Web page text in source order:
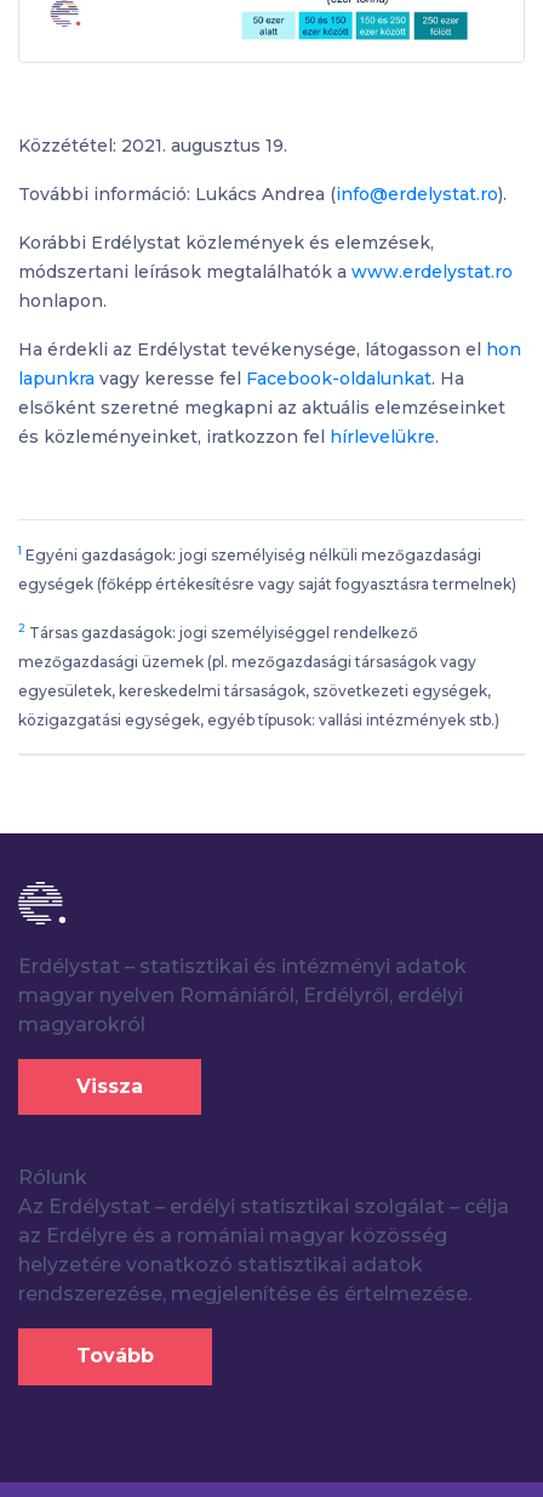
Közzététel: 2021. augusztus 19.
További információ: Lukács Andrea (info@erdelystat.ro).
Korábbi Erdélystat közlemények és elemzések,
módszertani leírások megtalálhatók a www.erdelystat.ro
honlapon.
Ha érdekli az Erdélystat tevékenysége, látogasson el hon
lapunkra vagy keresse fel Facebook-oldalunkat. Ha
elsőként szeretné megkapni az aktuális elemzéseinket
és közleményeinket, iratkozzon fel hírlevelükre.
1 Egyéni gazdaságok: jogi személyiség nélküli mezőgazdasági
egységek (főképp értékesítésre vagy saját fogyasztásra termelnek)
2 Társas gazdaságok: jogi személyiséggel rendelkező
mezőgazdasági üzemek (pl. mezőgazdasági társaságok vagy
egyesületek, kereskedelmi társaságok, szövetkezeti egységek,
közigazgatási egységek, egyéb típusok: vallási intézmények stb.)
Erdélystat – statisztikai és intézményi adatok
magyar nyelven Romániáról, Erdélyről, erdélyi
magyarokról
Vissza
Rólunk
Az Erdélystat – erdélyi statisztikai szolgálat – célja
az Erdélyre és a romániai magyar közösség
helyzetére vonatkozó statisztikai adatok
rendszerezése, megjelenítése és értelmezése.
Tovább